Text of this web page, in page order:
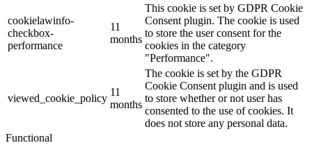
cookielawinfo-
checkbox-
performance
11
months
This cookie is set by GDPR Cookie
Consent plugin. The cookie is used
to store the user consent for the
cookies in the category
"Performance".
viewed_cookie_policy
11
months
The cookie is set by the GDPR
Cookie Consent plugin and is used
to store whether or not user has
consented to the use of cookies. It
does not store any personal data.
Functional